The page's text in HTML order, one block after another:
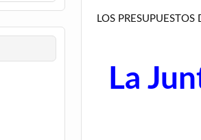
LOS
La